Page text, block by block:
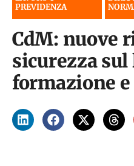
PREVIDENZA
CdM: nuove
sicurezza sul
formazione